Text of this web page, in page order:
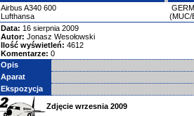
Airbus A340 600
Lufthansa
(MUC/
Data: 16 sierpnia 2009
Autor: Jonasz Wesołowski
Ilość wyświetleń: 4612
Komentarze: 0
Opis
Aparat
Ekspozycja
Zdjęcie wrzesnia 2009